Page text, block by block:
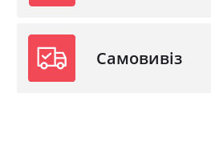
Самовивіз